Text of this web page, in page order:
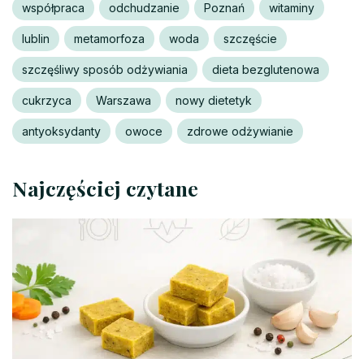
współpraca odchudzanie Poznań witaminy
lublin metamorfoza woda szczęście
szczęśliwy sposób odżywiania dieta bezglutenowa
cukrzyca Warszawa nowy dietetyk
antyoksydanty owoce zdrowe odżywianie
Najczęściej czytane